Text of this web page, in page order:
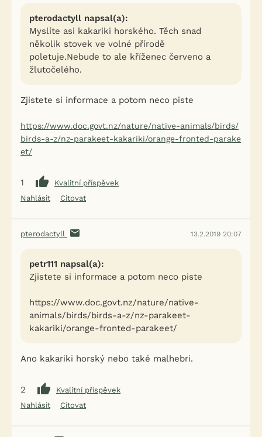
pterodactyll napsal(a):
Myslíte asi kakariki horského. Těch snad
několik stovek ve volné přírodě
poletuje.Nebude to ale kříženec červeno a
žlutočelého.
Zjistete si informace a potom neco piste
https://www.doc.govt.nz/nature/native-animals/birds/
birds-a-z/nz-parakeet-kakariki/orange-fronted-parake
et/
1
Kvalitní příspěvek
Nahlásit
Citovat
pterodactyll 13.2.2019 20:07
petr111 napsal(a):
Zjistete si informace a potom neco piste
https://www.doc.govt.nz/nature/native-
animals/birds/birds-a-z/nz-parakeet-
kakariki/orange-fronted-parakeet/
Ano kakariki horský nebo také malhebri.
2
Kvalitní příspěvek
Nahlásit
Citovat